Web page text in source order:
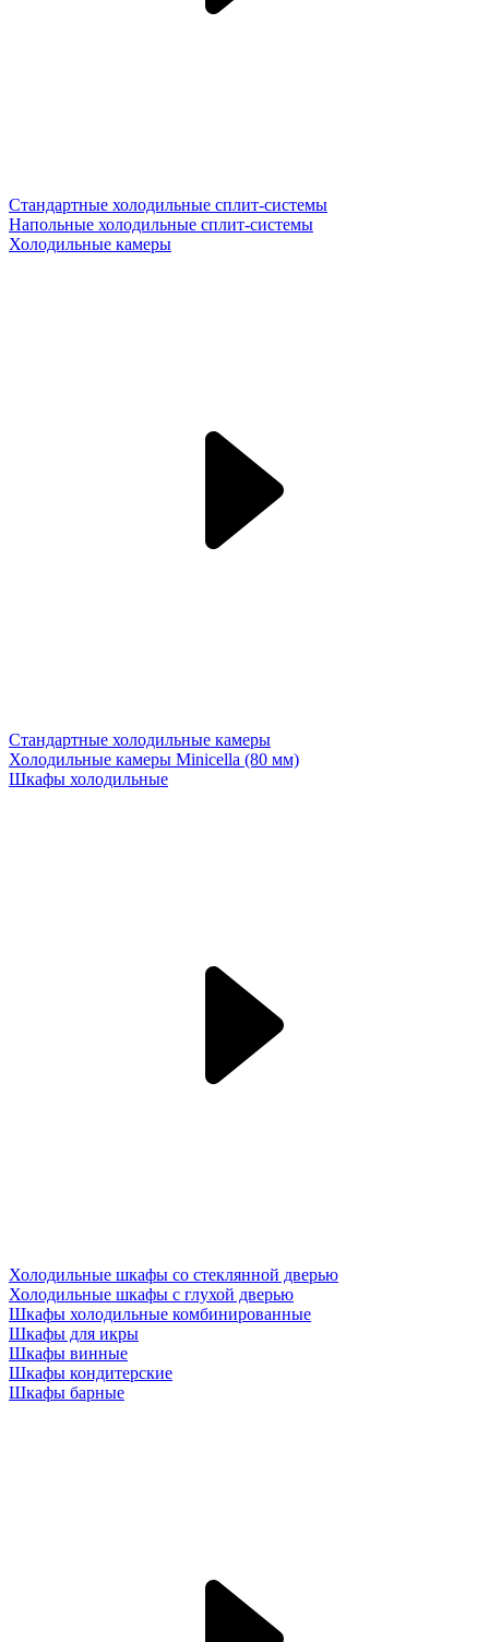
Стандартные холодильные сплит-системы
Напольные холодильные сплит-системы
Холодильные камеры
Стандартные холодильные камеры
Холодильные камеры Minicella (80 мм)
Шкафы холодильные
Холодильные шкафы со стеклянной дверью
Холодильные шкафы с глухой дверью
Шкафы холодильные комбинированные
Шкафы для икры
Шкафы винные
Шкафы кондитерские
Шкафы барные